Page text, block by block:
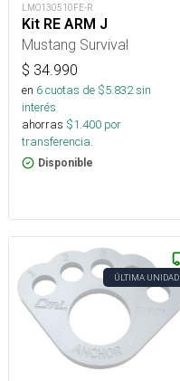
LMO130510FE-R
Kit RE ARM J
Mustang Survival
$ 34.990
en 6cuotas de $5.832sin
interés
ahorras $1.400 por
transferencia.
Disponible
ÚLTIMA UNIDAD